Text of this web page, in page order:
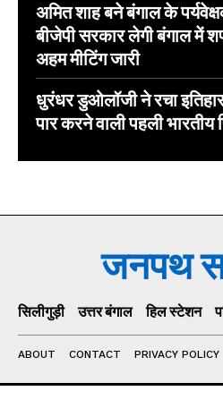
अमित शाह बने बंगाल के
बीजेपी सरकार लेगी बंगाल में
अहम मीटिंग जारी
धुरंधर डुओलॉजी ने रचा
पार करने वाली पहली भारतीय
जनपथ
सिलीगुड़ी उत्तर बंगाल हिल स्टेशन
ABOUT CONTACT PRIVACY POLICY